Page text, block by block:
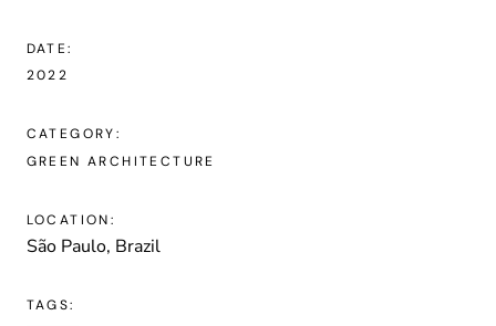
DATE:
2022
CATEGORY:
GREEN ARCHITECTURE
LOCATION:
São Paulo, Brazil
TAGS: